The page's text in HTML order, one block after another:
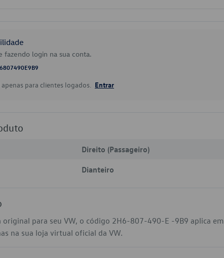
fazendo login na sua conta.
para clientes logados. Entrar
Direito (Passageiro)
Dianteiro
para seu VW, o código 2H6-807-490-E -9B9 aplica em
na sua loja virtual oficial da VW.